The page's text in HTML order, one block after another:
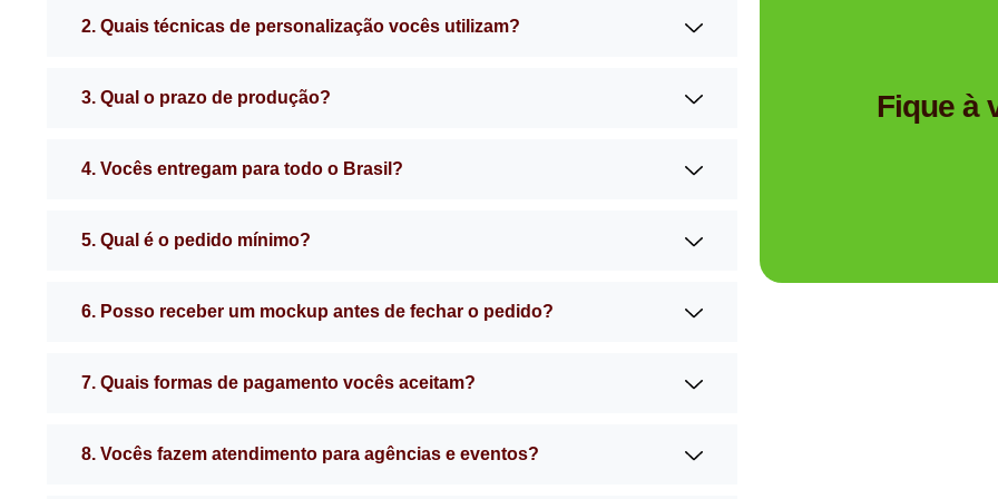
2. Quais técnicas de personalização vocês utilizam?
3. Qual o prazo de produção?
4. Vocês entregam para todo o Brasil?
5. Qual é o pedido mínimo?
6. Posso receber um mockup antes de fechar o pedido?
7. Quais formas de pagamento vocês aceitam?
8. Vocês fazem atendimento para agências e eventos?
Fique à
Tem dúvidas se a